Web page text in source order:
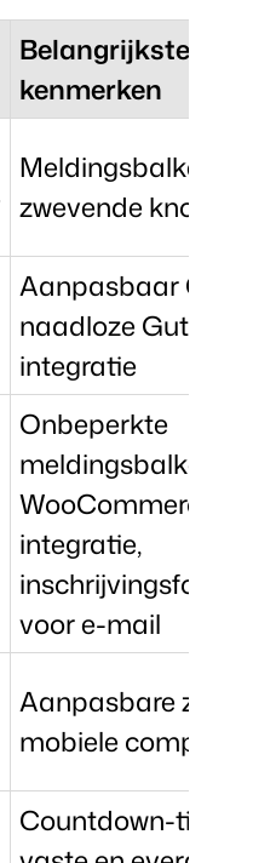
Belangrijkste
kenmerken
Meldingsbalken en
zwevende knoppen
Aanpasbaar CTA-
naadloze
integratie
Onbeperkte
meldingsbalken,
WooCommerce-
integratie,
voor e-mail
Aanpasbare zijtab,
mobiele
Countdown-timers,